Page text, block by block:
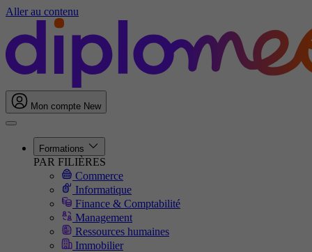
Aller au contenu
Mon compte New
Formations
PAR FILIÈRES
Commerce
Informatique
Finance & Comptabilité
Management
Ressources humaines
Immobilier